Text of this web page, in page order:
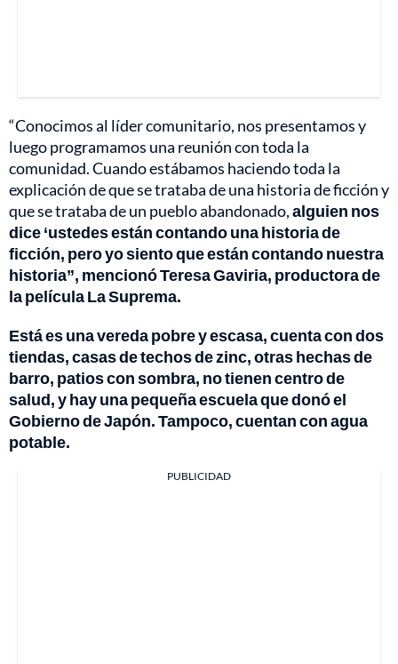
“Conocimos al líder comunitario, nos presentamos y
luego programamos una reunión con toda la
comunidad. Cuando estábamos haciendo toda la
explicación de que se trataba de una historia de ficción y
que se trataba de un pueblo abandonado,alguien nos
dice ‘ustedes están contando una historia de
ficción, pero yo siento que están contando nuestra
historia”, mencionó Teresa Gaviria, productora de
la película La Suprema.
Está es una vereda pobre y escasa, cuenta con dos
tiendas, casas de techos de zinc, otras hechas de
barro, patios con sombra, no tienen centro de
salud, y hay una pequeña escuela que donó el
Gobierno de Japón. Tampoco, cuentan con agua
potable.
PUBLICIDAD